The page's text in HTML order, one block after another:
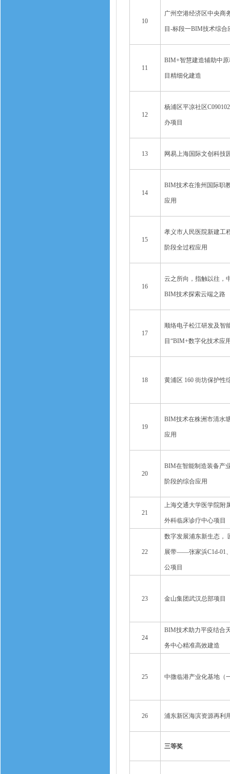
10
广州空港经济区中央商
目-标段一BIM技术综合
11
BIM+智慧建造辅助中
目精细化建造
12
杨浦区平凉社区
办项目
13 网易上海国际文创科技
14
BIM技术在淮州国际职
应用
15
孝义市人民医院新建
阶段全过程应用
16
云之所向，指触以往，
BIM技术探索云端之路
17
顺络电子松江研发及智
目“BIM+数字化技术应
18 黄浦区 160 街坊保护性
19
BIM技术在株洲市清水
应用
20
BIM在智能制造装备产
阶段的综合应用
21
上海交通大学医学院附
外科临床诊疗中心项目
22
数字发展浦东新生态，
展带——张家浜C1d-01
公项目
23 金山集团武汉总部项目
24
BIM技术助力平疫结合
务中心精准高效建造
25 中微临港产业化基地（
26 浦东新区海滨资源再利
三等奖